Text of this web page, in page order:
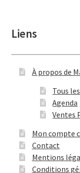
Liens
À propos de
Tous
Agenda
Ventes
Mon compte
Contact
Mentions
Conditions